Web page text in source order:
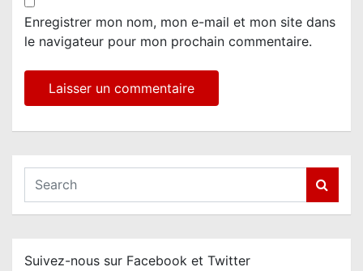
Enregistrer mon nom, mon e-mail et mon site dans
le navigateur pour mon prochain commentaire.
a
c
Suivez-nous sur Facebook et Twitter